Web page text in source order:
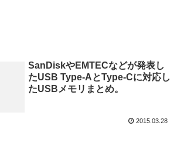
SanDiskやEMTECなどが発表し
たUSB Type-AとType-Cに対応し
たUSBメモリまとめ。
2015.03.28